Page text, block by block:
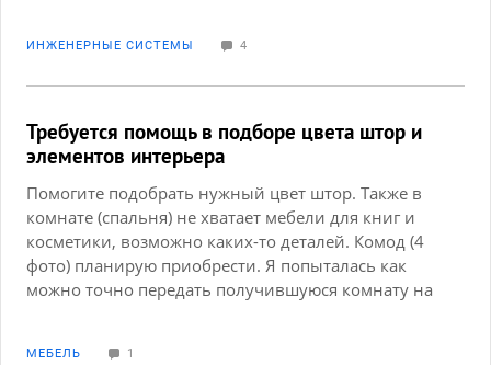
ИНЖЕНЕРНЫЕ СИСТЕМЫ 4
Требуется помощь в подборе цвета штор и
элементов интерьера
Помогите подобрать нужный цвет штор. Также в
комнате (спальня) не хватает мебели для книг и
косметики, возможно каких-то деталей. Комод (4
фото) планирую приобрести. Я попыталась как
можно точно передать получившуюся комнату на
МЕБЕЛЬ 1